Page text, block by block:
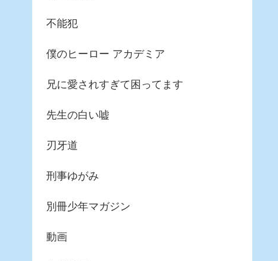
不能犯
僕のヒーロー アカデミア
兄に愛されすぎて困ってます
先生の白い嘘
刃牙道
刑事ゆがみ
別冊少年マガジン
動画